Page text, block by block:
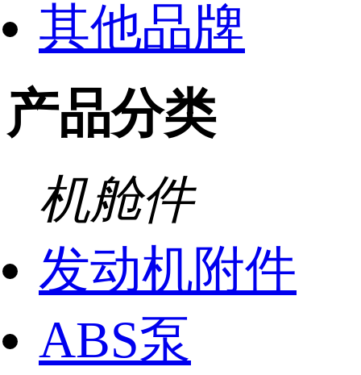
其他品牌
产品分类
机舱件
发动机附件
ABS泵